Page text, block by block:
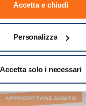
Accetta e chiudi
Personalizza
Accetta solo i necessari